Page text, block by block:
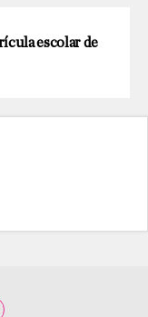
escolar de